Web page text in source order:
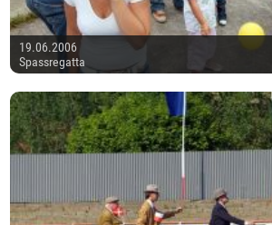
19.06.2006
Spassregatta